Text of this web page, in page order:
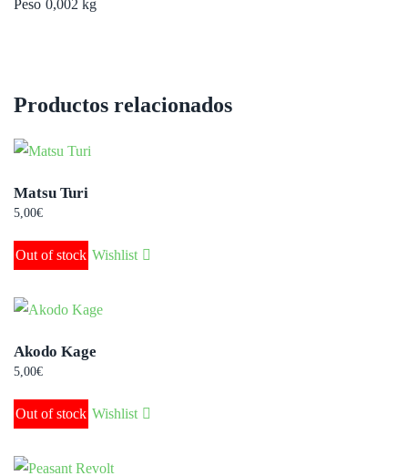
Peso 0,002 kg
Productos relacionados
Matsu Turi
5,00€
Out of stock Wishlist
Akodo Kage
5,00€
Out of stock Wishlist